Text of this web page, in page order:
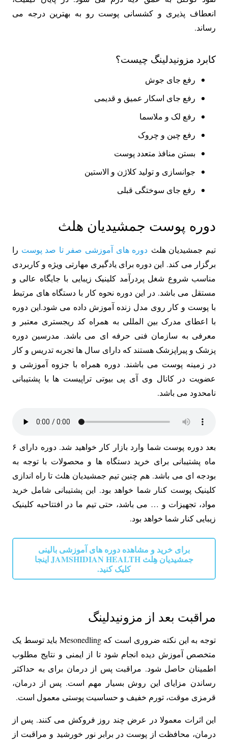
انعطاف پذیری و کشسانی پوست رو به بهترین درجه می
رساند.
کابرد مزونیدلینگ چیست؟
رفع جای جوش
رفع جای اسکار عمیق و قدیمی
رفع لک و ملاسما
رفع چین و چروک
بستن منافذ متعدد پوست
جوانسازی و تولید کلاژن و الاستین
رفع جای سوختگی قبلی
دوره پوست جمشیدیان هلث
تیم جمشیدیان هلث دوره های آموزشی صفر تا صد پوست را
برگزار می کند. این دوره برای یادگیری مهارتی ویژه و کاربردی
مناسب شروع شغل پردرآمد کلینیک زیبایی با جایگاه عالی و
مستقل می باشد. در این دوره نحوه کار با دستگاه های مرتبط
با پوست و کار روی مدل زنده آموزش داده می شود.این دوره
با اعطای مدرک بین المللی به همراه کد ریجستری معتبر و
معرفی به سازمان فنی حرفه ای می باشد. مدرسین دوره
پزشک و پیراپزشک هستند که دارای سال ها تجربه تدریس و کار
در زمینه پوست می باشند. دوره همراه با جزوه آموزشی و
عضویت در کانال وی آی پی بیوتی تراپیست ها با پشتیبانی
نامحدود می باشد.
بعد دوره پوست شما وارد بازار کار خواهید شد. دوره دارای ۶
ماه پشتیبانی برای خرید دستگاه ها و محصولات با توجه به
بودجه ای می باشد. هم چنین تیم جمشیدیان هلث تا راه اندازی
کلینیک پوست کنار شما خواهد بود. این پشتیبانی شامل خرید
مواد، تجهیزات و … می باشد، حتی تیم ما در افتتاحیه کلینیک
زیبایی کنار شما خواهد بود.
برای خرید و مشاهده دوره های آموزشی بالینی
جمشیدیان هِلث JAMSHIDIAN HEALTH اینجا
کلیک کنید.
مراقبت بعد از مزونیدلینگ
توجه به این نکته ضروری است که Mesonedling باید توسط یک
متخصص آموزش دیده انجام شود تا از ایمنی و نتایج مطلوب
اطمینان حاصل شود. مراقبت پس از درمان برای به حداکثر
رساندن مزایای این روش بسیار مهم است. پس از درمان،
قرمزی موقت، تورم خفیف و حساسیت پوستی معمول است.
این اثرات معمولا در عرض چند روز فروکش می کنند. پس از
درمان، محافظت از پوست در برابر نور خورشید و مراقبت از